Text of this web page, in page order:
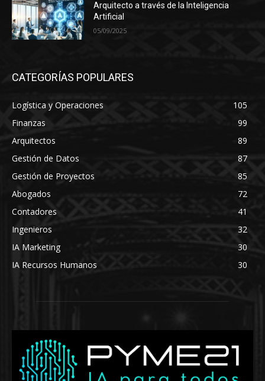
Arquitecto a través de la Inteligencia
Artificial
05/09/2025
CATEGORÍAS POPULARES
Logística y Operaciones
105
Finanzas
99
Arquitectos
89
Gestión de Datos
87
Gestión de Proyectos
85
Abogados
72
Contadores
41
Ingenieros
32
IA Marketing
30
IA Recursos Humanos
30